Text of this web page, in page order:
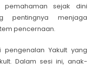
pemahaman sejak dini
pentingnya menjaga
pencernaan.
Yakult yang
Dalam sesi ini, anak-